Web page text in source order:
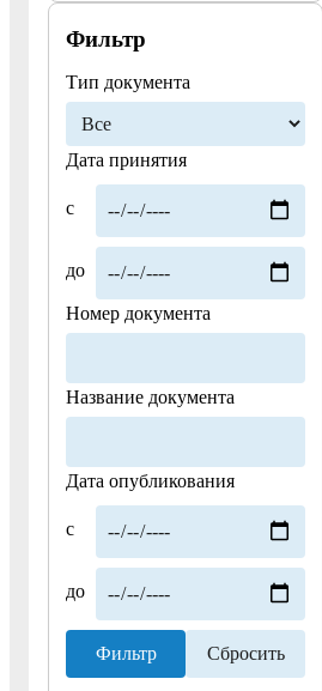
Фильтр
Тип документа
Дата принятия
с
до
Номер документа
Название документа
Дата опубликования
с
до